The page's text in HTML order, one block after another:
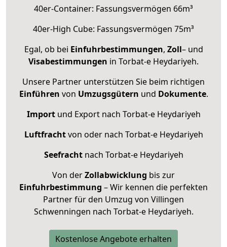
40er-Container: Fassungsvermögen 66m³
40er-High Cube: Fassungsvermögen 75m³
Egal, ob bei Einfuhrbestimmungen, Zoll– und
Visabestimmungen in Torbat-e Heydariyeh.
Unsere Partner unterstützen Sie beim richtigen
Einführen von Umzugsgütern und Dokumente.
Importund Export nach Torbat-e Heydariyeh
Luftfrachtvon oder nach Torbat-e Heydariyeh
Seefrachtnach Torbat-e Heydariyeh
Von derZollabwicklung bis zur
Einfuhrbestimmung – Wir kennen die perfekten
Partner für den Umzug von Villingen
Schwenningen nach Torbat-e Heydariyeh.
Kostenlose Angebote erhalten